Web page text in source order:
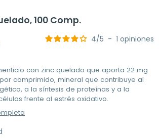
100 Comp.
4/5 - 1 opiniones
con zinc quelado que aporta 22 mg
comprimido, mineral que contribuye al
a la síntesis de proteínas y a la
frente al estrés oxidativo.